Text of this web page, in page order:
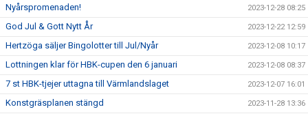
Nyårspromenaden! 2023-12-28 08:25
God Jul & Gott Nytt År 2023-12-22 12:59
Hertzöga säljer Bingolotter till Jul/Nyår 2023-12-08 10:17
Lottningen klar för HBK-cupen den 6 januari 2023-12-08 08:37
7 st HBK-tjejer uttagna till Värmlandslaget 2023-12-07 16:01
Konstgräsplanen stängd 2023-11-28 13:36